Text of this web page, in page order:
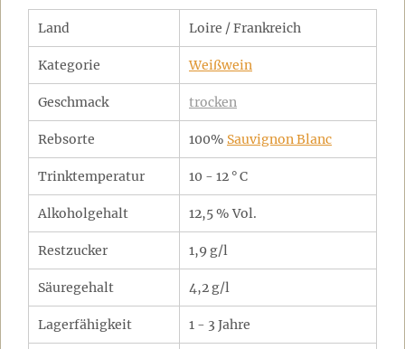
Land Loire / Frankreich
Kategorie Weißwein
Geschmack trocken
Rebsorte 100% Sauvignon Blanc
Trinktemperatur 10 - 12 ° C
Alkoholgehalt 12,5 % Vol.
Restzucker 1,9 g/l
Säuregehalt 4,2 g/l
Lagerfähigkeit 1 - 3 Jahre